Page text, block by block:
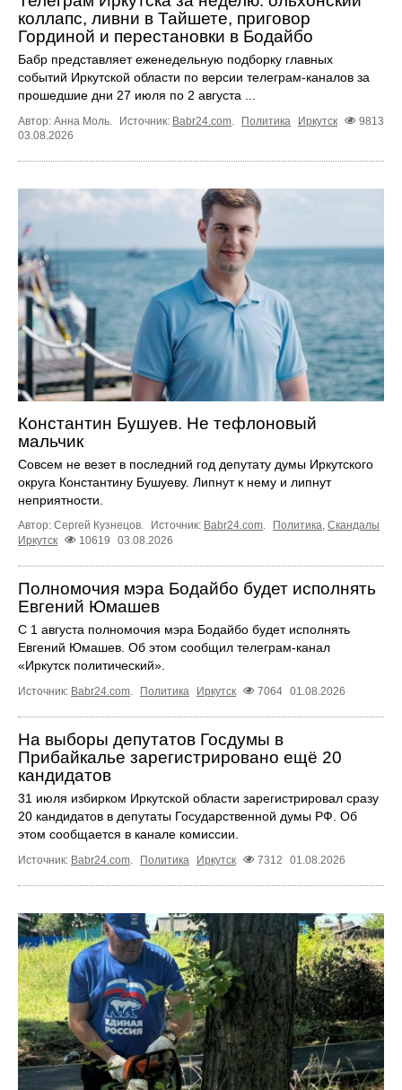
коллапс, ливни в Тайшете, приговор
Гординой и перестановки в Бодайбо
Бабр представляет еженедельную подборку главных
событий Иркутской области по версии телеграм-каналов за
прошедшие дни 27 июля по 2 августа ...
Автор: Анна Моль. Источник: Babr24.com. Политика Иркутск
9813
03.08.2026
Константин Бушуев. Не тефлоновый
мальчик
Совсем не везет в последний год депутату думы Иркутского
округа Константину Бушуеву. Липнут к нему и липнут
неприятности.
Автор: Сергей Кузнецов. Источник: Babr24.com. Политика, Скандалы
Иркутск
10619 03.08.2026
Полномочия мэра Бодайбо будет исполнять
Евгений Юмашев
С 1 августа полномочия мэра Бодайбо будет исполнять
Евгений Юмашев. Об этом сообщил телеграм-канал
«Иркутск политический».
Источник: Babr24.com. Политика Иркутск 7064 01.08.2026
На выборы депутатов Госдумы в
Прибайкалье зарегистрировано ещё 20
кандидатов
31 июля избирком Иркутской области зарегистрировал сразу
20 кандидатов в депутаты Государственной думы РФ. Об
этом сообщается в канале комиссии.
Источник: Babr24.com. Политика Иркутск 7312 01.08.2026